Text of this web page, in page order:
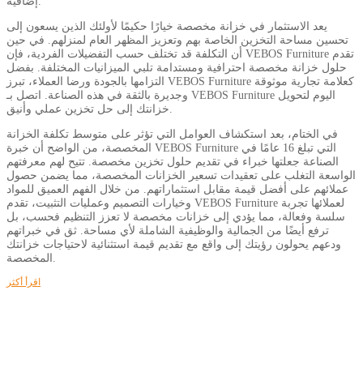
يعد الاستثمار في خزانة مخصصة خيارًا حكيمًا لأولئك الذين يسعون إلى
تحسين مساحة التخزين الخاصة بهم وتعزيز المظهر العام لمنزلهم. في حين
أن التكلفة قد تختلف حسب التفضيلات الفردية، فإن VEBOS Furniture تقدم
حلول خزانة مخصصة احترافية ومستدامة تلبي الميزانيات المختلفة. بفضل
التزامها بالجودة ورضا العملاء، تبرز VEBOS Furniture كعلامة تجارية موثوقة
وجديرة بالثقة في هذه الصناعة. اتصل بـ VEBOS Furniture اليوم لتحويل
في الختام، بعد استكشاف العوامل التي تؤثر على متوسط ​​تكلفة الخزانة
المخصصة، من الواضح أن خبرة VEBOS Furniture التي تبلغ 16 عامًا في
الصناعة جعلتها خبراء في تقديم حلول تخزين مخصصة. تتيح لهم معرفتهم
الواسعة التغلب على تعقيدات تسعير الخزانات المخصصة، مما يضمن حصول
عملائهم على أفضل قيمة مقابل استثماراتهم. من خلال الفهم العميق للمواد
وخيارات التصميم وعمليات التثبيت، تقدم VEBOS Furniture لعملائها تجربة
سلسة وفعالة، مما يؤدي إلى خزانات مخصصة لا تعزز التنظيم فحسب، بل
ترفع أيضًا من الجمالية والوظيفية الشاملة لأي مساحة. ثق في خبراتهم
ودعهم يحولون رؤيتك إلى واقع مع تقديم قيمة استثنائية لاحتياجات خزانتك
اقرأ أكثر